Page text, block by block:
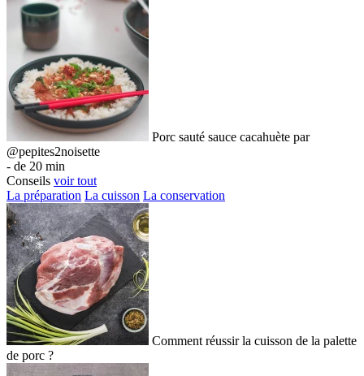
Porc sauté sauce cacahuète par
@pepites2noisette
- de 20 min
Conseils voir tout
La préparation La cuisson La conservation
Comment réussir la cuisson de la palette
de porc ?